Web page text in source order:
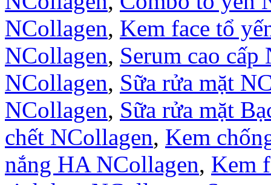
NCollagen, Kem face tổ
NCollagen, Serum cao cấp
NCollagen, Sữa rửa mặt
NCollagen, Sữa rửa mặt
chết NCollagen, Kem
nắng HA NCollagen, Kem